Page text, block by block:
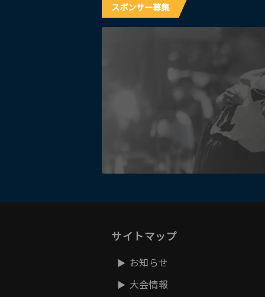
スポンサー募集
サイトマップ
お知らせ
大会情報